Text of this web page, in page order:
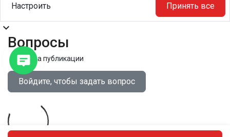
Настроить Принять все
expand_more
Вопросы
Правила публикации
Войдите, чтобы задать вопрос